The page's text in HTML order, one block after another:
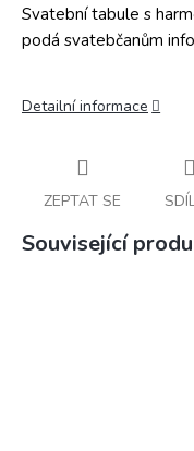
Svatební tabule s
podá svatebčanům
Detailní informace
ZEPTAT SE
Související